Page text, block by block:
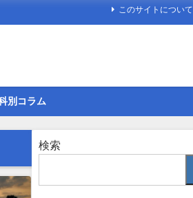
このサイトについて
別コラム
検索